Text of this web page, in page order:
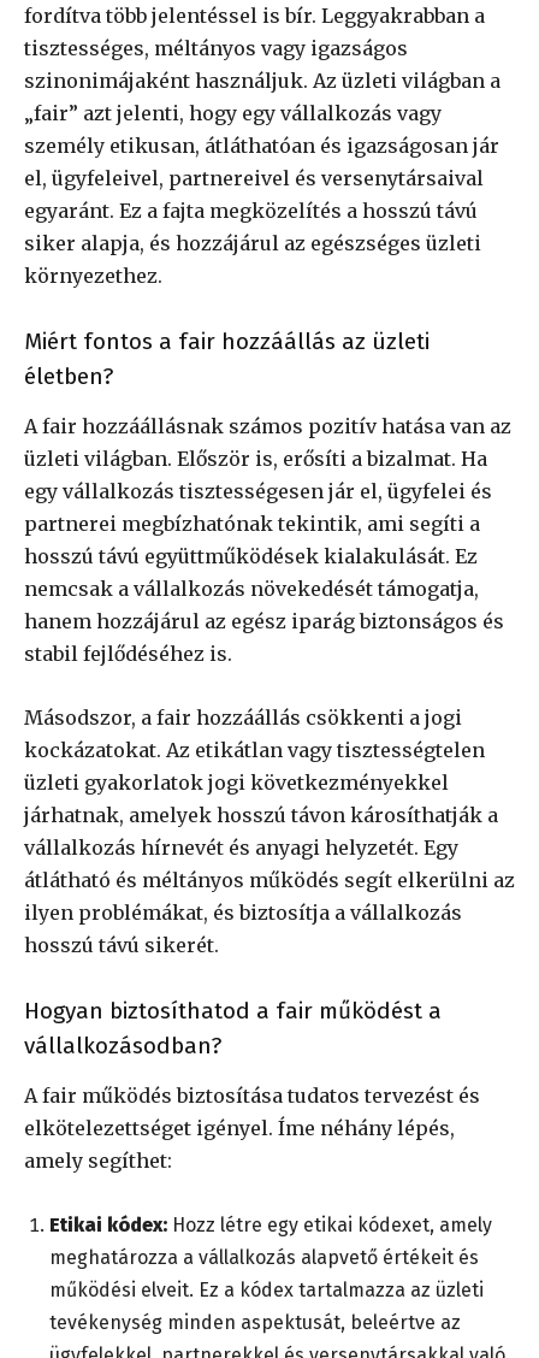
fordítva több jelentéssel is bír. Leggyakrabban a
tisztességes, méltányos vagy igazságos
szinonimájaként használjuk. Az üzleti világban a
„fair” azt jelenti, hogy egy vállalkozás vagy
személy etikusan, átláthatóan és igazságosan jár
el, ügyfeleivel, partnereivel és versenytársaival
egyaránt. Ez a fajta megközelítés a hosszú távú
siker alapja, és hozzájárul az egészséges üzleti
környezethez.
Miért fontos a fair hozzáállás az üzleti
életben?
A fair hozzáállásnak számos pozitív hatása van az
üzleti világban. Először is, erősíti a bizalmat. Ha
egy vállalkozás tisztességesen jár el, ügyfelei és
partnerei megbízhatónak tekintik, ami segíti a
hosszú távú együttműködések kialakulását. Ez
nemcsak a vállalkozás növekedését támogatja,
hanem hozzájárul az egész iparág biztonságos és
stabil fejlődéséhez is.
Másodszor, a fair hozzáállás csökkenti a jogi
kockázatokat. Az etikátlan vagy tisztességtelen
üzleti gyakorlatok jogi következményekkel
járhatnak, amelyek hosszú távon károsíthatják a
vállalkozás hírnevét és anyagi helyzetét. Egy
átlátható és méltányos működés segít elkerülni az
ilyen problémákat, és biztosítja a vállalkozás
hosszú távú sikerét.
Hogyan biztosíthatod a fair működést a
vállalkozásodban?
A fair működés biztosítása tudatos tervezést és
elkötelezettséget igényel. Íme néhány lépés,
amely segíthet:
Etikai kódex: Hozz létre egy etikai kódexet, amely
meghatározza a vállalkozás alapvető értékeit és
működési elveit. Ez a kódex tartalmazza az üzleti
tevékenység minden aspektusát, beleértve az